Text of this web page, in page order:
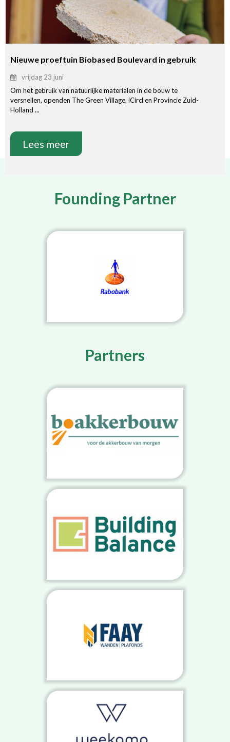
Nieuwe proeftuin Biobased Boulevard in gebruik
vrijdag 23 juni
Om het gebruik van natuurlijke materialen in de bouw te
versnellen, openden The Green Village, iCircl en Provincie Zuid-
Holland ...
Lees meer
Founding Partner
Partners